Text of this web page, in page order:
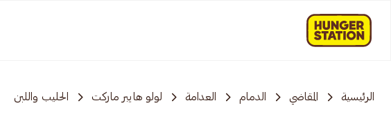
الرئيسية المقاضي الدمام العدامة لولو هايبر ماركت الحليب واللبن